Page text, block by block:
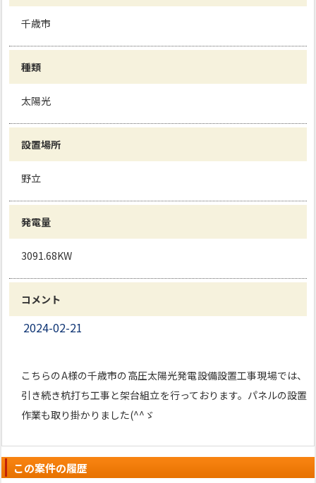
千歳市
種類
太陽光
設置場所
野立
発電量
3091.68KW
コメント
2024-02-21
こちらのA様の千歳市の高圧太陽光発電設備設置工事現場では、
引き続き杭打ち工事と架台組立を行っております。パネルの設置
作業も取り掛かりました(^^ゞ
この案件の履歴